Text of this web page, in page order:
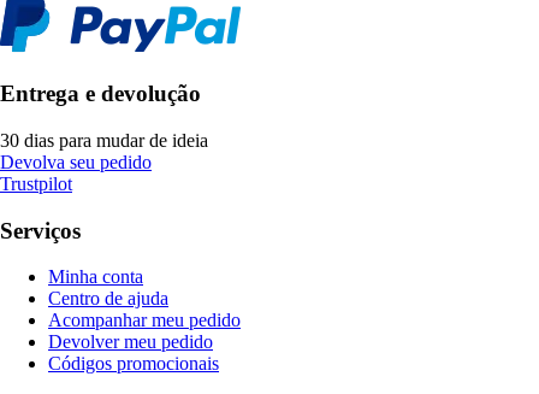
Entrega e devolução
30 dias para mudar de ideia
Devolva seu pedido
Trustpilot
Serviços
Minha conta
Centro de ajuda
Acompanhar meu pedido
Devolver meu pedido
Códigos promocionais